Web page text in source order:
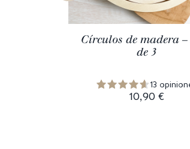
Círculos de madera
de 3
13
10,90 €